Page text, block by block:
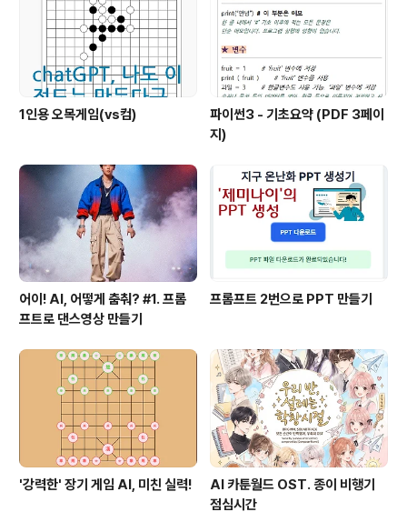
1인용 오목게임(vs컴)
파이썬3 - 기초요약 (PDF 3페이
지)
어이! AI, 어떻게 춤춰? #1. 프롬
프트로 댄스영상 만들기
프롬프트 2번으로 PPT 만들기
'강력한' 장기 게임 AI, 미친 실력!
AI 카툰월드 OST. 종이 비행기
점심시간